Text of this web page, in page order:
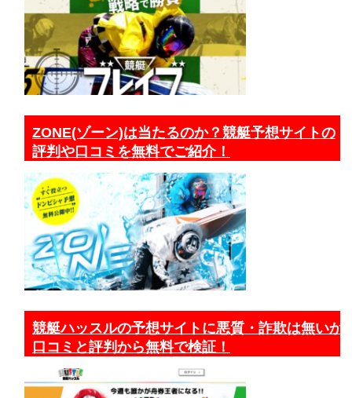
ZONE(ゾーン)は当たるのか？競艇予想サイトの
評判や口コミを無料でご紹介！
競艇ハッスルの予想サイトに悪質・詐欺は無いか
口コミと評判から無料で検証！